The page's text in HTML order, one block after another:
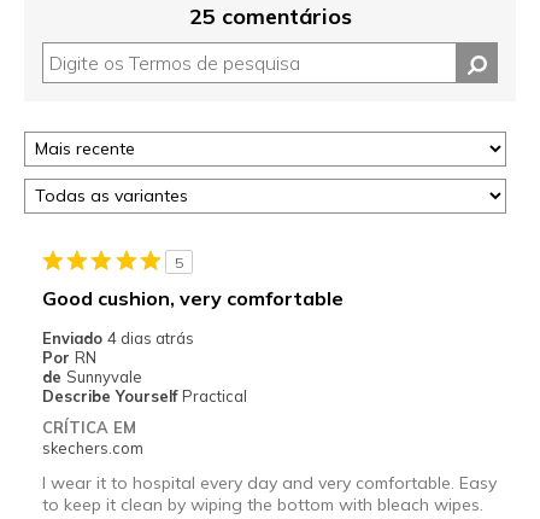
25 comentários
5
Good cushion, very comfortable
Enviado 4 dias atrás
Por RN
de Sunnyvale
Describe Yourself Practical
CRÍTICA EM
skechers.com
I wear it to hospital every day and very comfortable. Easy
to keep it clean by wiping the bottom with bleach wipes.